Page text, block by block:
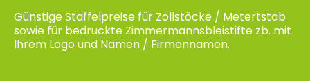
Günstige Staffelpreise für Zollstöcke / Metertstab
sowie für bedruckte Zimmermannsbleistifte zb. mit
Ihrem Logo und Namen / Firmennamen.